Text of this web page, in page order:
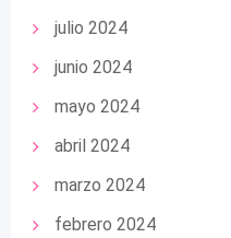
julio 2024
junio 2024
mayo 2024
abril 2024
marzo 2024
febrero 2024